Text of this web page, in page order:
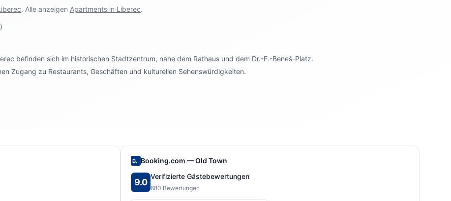
. Alle anzeigen Apartments in Liberec.
)
befinden sich im historischen Stadtzentrum, nahe dem Rathaus und dem Dr.-E.-Beneš-Platz.
Zugang zu Restaurants, Geschäften und kulturellen Sehenswürdigkeiten.
B. Booking.com —Old Town
9.0
Verifizierte Gästebewertungen
680 Bewertungen